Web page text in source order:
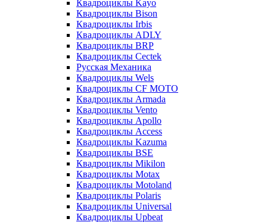
Квадроциклы Kayo
Квадроциклы Bison
Квадроциклы Irbis
Квадроциклы ADLY
Квадроциклы BRP
Квадроциклы Cectek
Русская Механика
Квадроциклы Wels
Квадроциклы CF MOTO
Квадроциклы Armada
Квадроциклы Vento
Квадроциклы Apollo
Квадроциклы Access
Квадроциклы Kazuma
Квадроциклы BSE
Квадроциклы Mikilon
Квадроциклы Motax
Квадроциклы Motoland
Квадроциклы Polaris
Квадроциклы Universal
Квадроциклы Upbeat